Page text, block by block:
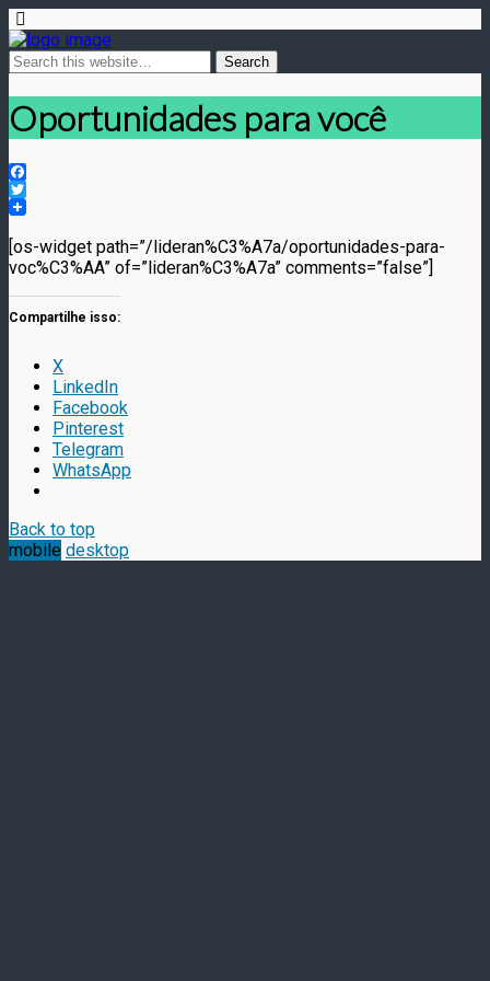
Oportunidades para você
Facebook
Twitter
[os-widget path=”/lideran%C3%A7a/oportunidades-para-
voc%C3%AA” of=”lideran%C3%A7a” comments=”false”]
Compartilhe isso:
X
LinkedIn
Facebook
Pinterest
Telegram
WhatsApp
Back to top
mobile desktop